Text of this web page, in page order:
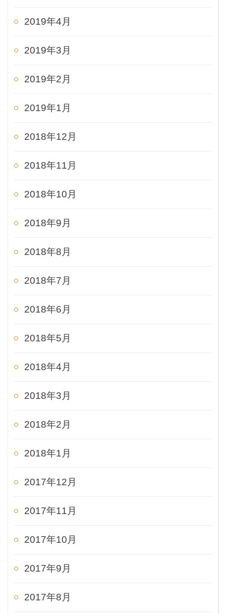
2019年4月
2019年3月
2019年2月
2019年1月
2018年12月
2018年11月
2018年10月
2018年9月
2018年8月
2018年7月
2018年6月
2018年5月
2018年4月
2018年3月
2018年2月
2018年1月
2017年12月
2017年11月
2017年10月
2017年9月
2017年8月